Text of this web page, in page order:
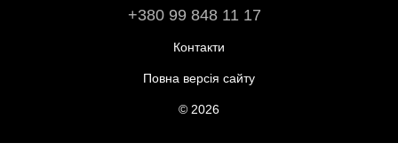
+380 99 848 11 17
Контакти
Повна версія сайту
© 2026